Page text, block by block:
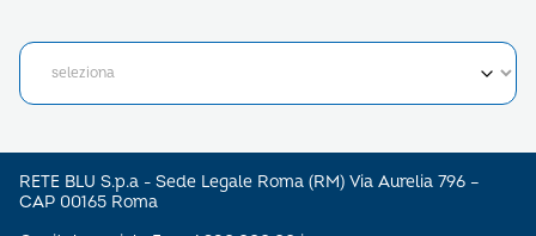
RETE BLU S.p.a - Sede Legale Roma (RM) Via Aurelia 796 –
CAP 00165 Roma